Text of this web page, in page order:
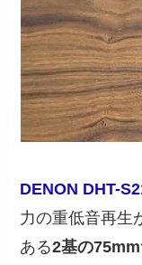
DENON DHT-
力の重低音再生
ある2基の75mm